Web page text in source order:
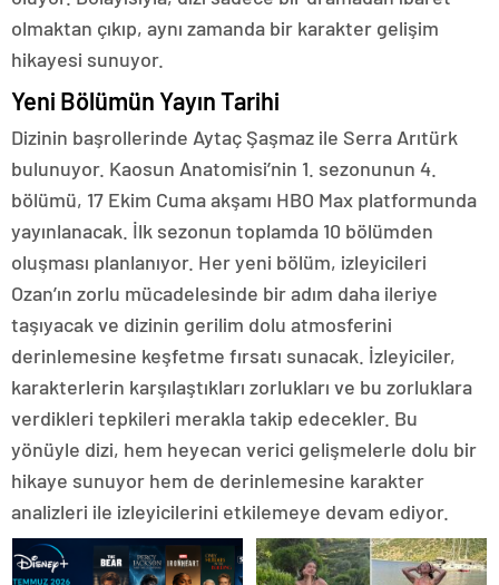
olmaktan çıkıp, aynı zamanda bir karakter gelişim
hikayesi sunuyor.
Yeni Bölümün Yayın Tarihi
Dizinin başrollerinde Aytaç Şaşmaz ile Serra Arıtürk
bulunuyor. Kaosun Anatomisi’nin 1. sezonunun 4.
bölümü, 17 Ekim Cuma akşamı HBO Max platformunda
yayınlanacak. İlk sezonun toplamda 10 bölümden
oluşması planlanıyor. Her yeni bölüm, izleyicileri
Ozan’ın zorlu mücadelesinde bir adım daha ileriye
taşıyacak ve dizinin gerilim dolu atmosferini
derinlemesine keşfetme fırsatı sunacak. İzleyiciler,
karakterlerin karşılaştıkları zorlukları ve bu zorluklara
verdikleri tepkileri merakla takip edecekler. Bu
yönüyle dizi, hem heyecan verici gelişmelerle dolu bir
hikaye sunuyor hem de derinlemesine karakter
analizleri ile izleyicilerini etkilemeye devam ediyor.